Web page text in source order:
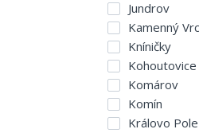
Jundrov
Kamenný
Kníničky
Kohoutovice
Komárov
Komín
Královo Pole